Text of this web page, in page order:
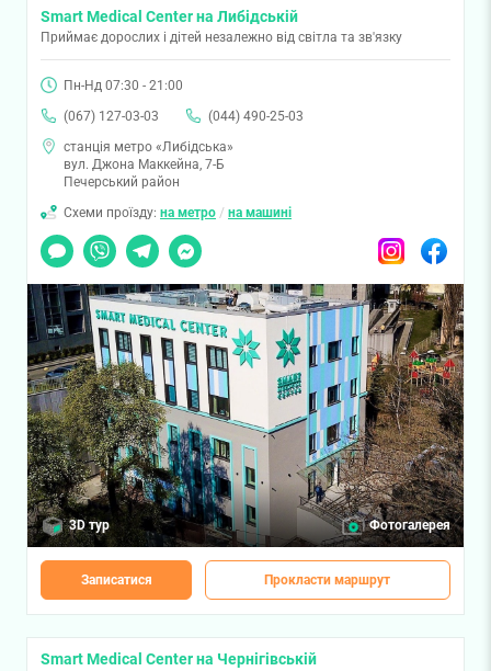
Smart Medical Center на Либідській
Приймає дорослих і дітей незалежно від світла та зв'язку
Пн-Нд 07:30 - 21:00
(067) 127-03-03
(044) 490-25-03
станція метро «Либідська»
вул. Джона Маккейна, 7-Б
Печерський район
Схеми проїзду: на метро / на машині
Чат
Viber TelegramMessenger InstagramFacebook
3D тур Фотогалерея
Записатися Прокласти маршрут
Smart Medical Center на Чернігівській